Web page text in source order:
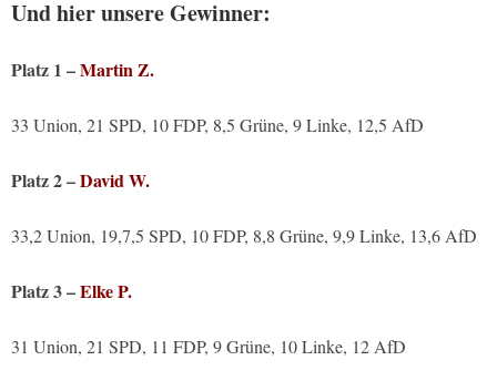
Und hier unsere Gewinner:
Platz 1 –Martin Z.
33 Union, 21 SPD, 10 FDP, 8,5 Grüne, 9 Linke, 12,5 AfD
Platz 2 –David W.
33,2 Union, 19,7,5 SPD, 10 FDP, 8,8 Grüne, 9,9 Linke, 13,6 AfD
Platz 3 –Elke P.
31 Union, 21 SPD, 11 FDP, 9 Grüne, 10 Linke, 12 AfD